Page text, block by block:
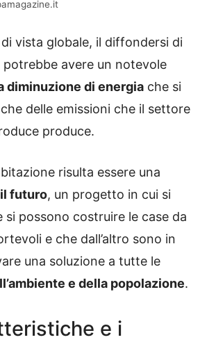
vista globale, il diffondersi di
potrebbe avere un notevole
diminuzione di energia che si
delle emissioni che il settore
produce.
risulta essere una
futuro, un progetto in cui si
si possono costruire le case da
e che dall’altro sono in
una soluzione a tutte le
e della popolazione.
e i